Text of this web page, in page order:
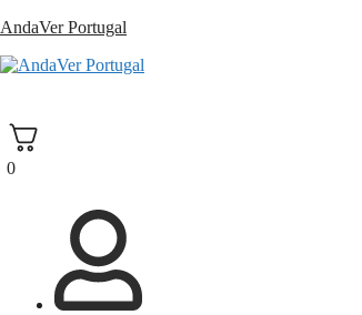
Saltar
o
AndaVer Portugal
0